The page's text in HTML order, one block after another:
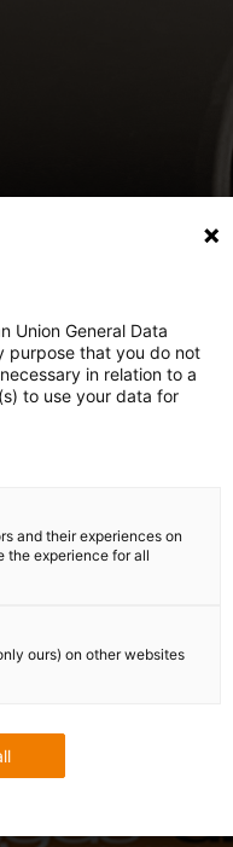
Union General Data
purpose that you do not
in relation to a
to use your data for
and their experiences on
the experience for all
ours) on other websites